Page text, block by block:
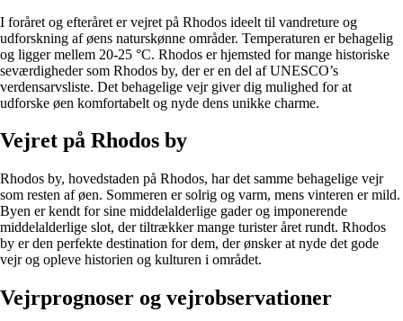
I foråret og efteråret er vejret på Rhodos ideelt til vandreture og
udforskning af øens naturskønne områder. Temperaturen er behagelig
og ligger mellem 20-25 °C. Rhodos er hjemsted for mange historiske
seværdigheder som Rhodos by, der er en del af UNESCO’s
verdensarvsliste. Det behagelige vejr giver dig mulighed for at
udforske øen komfortabelt og nyde dens unikke charme.
Vejret på Rhodos by
Rhodos by, hovedstaden på Rhodos, har det samme behagelige vejr
som resten af øen. Sommeren er solrig og varm, mens vinteren er mild.
Byen er kendt for sine middelalderlige gader og imponerende
middelalderlige slot, der tiltrækker mange turister året rundt. Rhodos
by er den perfekte destination for dem, der ønsker at nyde det gode
vejr og opleve historien og kulturen i området.
Vejrprognoser og vejrobservationer